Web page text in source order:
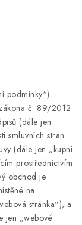
podmínky“)
č. 89/2012
(dále jen
smluvních stran
(dále jen „kupní
prostřednictvím
obchod je
na
stránka“), a
jen „webové